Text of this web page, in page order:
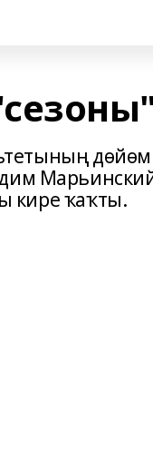
дөйөм
кире ҡаҡты.